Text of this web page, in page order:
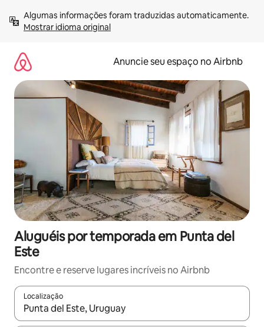
para
Mostrar idioma original
Anuncie seu espaço no Airbnb
Aluguéis por temporada em Punta del
Este
Encontre e reserve lugares incríveis no Airbnb
Localização
Quando os resultados estiverem disponíveis, explore-os